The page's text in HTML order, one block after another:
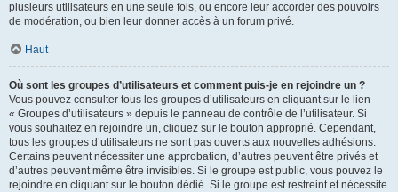
plusieurs utilisateurs en une seule fois, ou encore leur accorder des pouvoirs
de modération, ou bien leur donner accès à un forum privé.
Haut
Où sont les groupes d’utilisateurs et comment puis-je en rejoindre un ?
Vous pouvez consulter tous les groupes d’utilisateurs en cliquant sur le lien
« Groupes d’utilisateurs » depuis le panneau de contrôle de l’utilisateur. Si
vous souhaitez en rejoindre un, cliquez sur le bouton approprié. Cependant,
tous les groupes d’utilisateurs ne sont pas ouverts aux nouvelles adhésions.
Certains peuvent nécessiter une approbation, d’autres peuvent être privés et
d’autres peuvent même être invisibles. Si le groupe est public, vous pouvez le
rejoindre en cliquant sur le bouton dédié. Si le groupe est restreint et nécessite